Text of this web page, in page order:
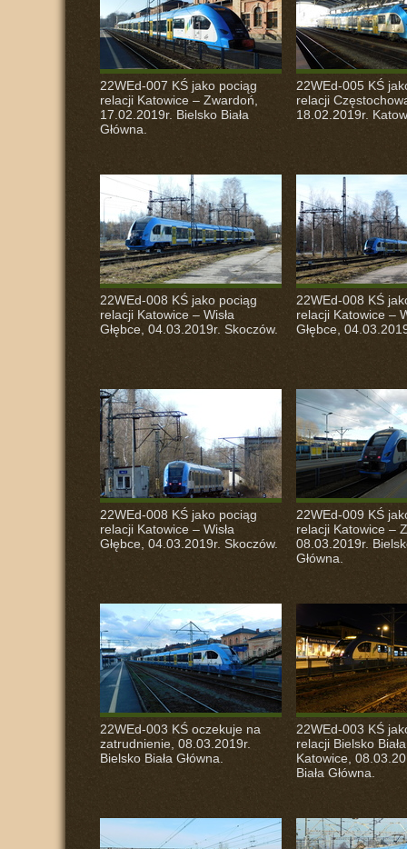
22WEd-007 KŚ jako pociąg
relacji Katowice – Zwardoń,
17.02.2019r. Bielsko Biała
Główna.
22WEd-005 KŚ
relacji
18.02.2019r.
22WEd-008 KŚ jako pociąg
relacji Katowice – Wisła
Głębce, 04.03.2019r. Skoczów.
22WEd-008 KŚ
relacji Katowice –
Głębce,
22WEd-008 KŚ jako pociąg
relacji Katowice – Wisła
Głębce, 04.03.2019r. Skoczów.
22WEd-009 KŚ
relacji Katowice –
08.03.2019r.
Główna.
22WEd-003 KŚ oczekuje na
zatrudnienie, 08.03.2019r.
Bielsko Biała Główna.
22WEd-003 KŚ
relacji Bielsko
Katowice,
Biała Główna.